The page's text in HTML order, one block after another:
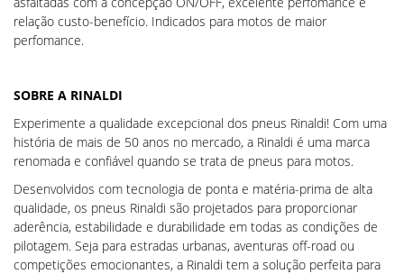
relação custo-benefício. Indicados para motos de maior
perfomance.
SOBRE A RINALDI
Experimente a qualidade excepcional dos pneus Rinaldi! Com uma
história de mais de 50 anos no mercado, a Rinaldi é uma marca
renomada e confiável quando se trata de pneus para motos.
Desenvolvidos com tecnologia de ponta e matéria-prima de alta
qualidade, os pneus Rinaldi são projetados para proporcionar
aderência, estabilidade e durabilidade em todas as condições de
pilotagem. Seja para estradas urbanas, aventuras off-road ou
competições emocionantes, a Rinaldi tem a solução perfeita para